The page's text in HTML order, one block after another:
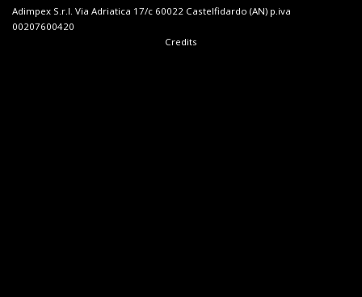
Adimpex S.r.l. Via Adriatica 17/c 60022 Castelfidardo (AN) p.iva
00207600420
Credits